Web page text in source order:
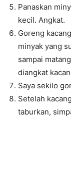
Panaskan
kecil. Angkat.
Goreng
minyak yang
sampai
diangkat
Saya sekilo
Setelah
taburkan,